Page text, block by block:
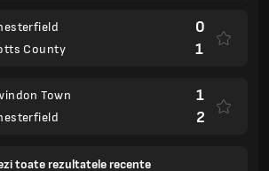
County
0
1
Town
1
2
toate rezultatele recente